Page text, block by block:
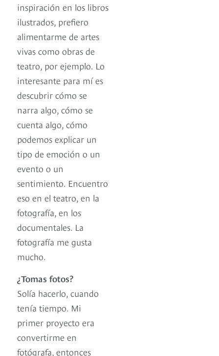
inspiración en los libros
ilustrados, prefiero
alimentarme de artes
vivas como obras de
teatro, por ejemplo. Lo
interesante para mí es
descubrir cómo se
narra algo, cómo se
cuenta algo, cómo
podemos explicar un
tipo de emoción o un
evento o un
sentimiento. Encuentro
eso en el teatro, en la
fotografía, en los
documentales. La
fotografía me gusta
mucho.
¿Tomas fotos?
Solía hacerlo, cuando
tenía tiempo. Mi
primer proyecto era
convertirme en
fotógrafa, entonces